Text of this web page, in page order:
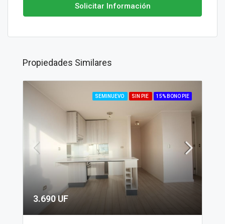
Solicitar Información
Propiedades Similares
SEMINUEVO SIN PIE 15% BONO PIE
3.690 UF